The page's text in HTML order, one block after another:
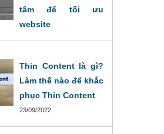
tâm để tối ưu
website
Thin Content là gì?
Làm thế nào để khắc
phục Thin Content
23/09/2022